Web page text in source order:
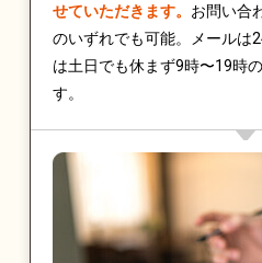
せていただきます。 お問い合
のいずれでも可能。メールは
は土日でも休まず9時〜19時
す。